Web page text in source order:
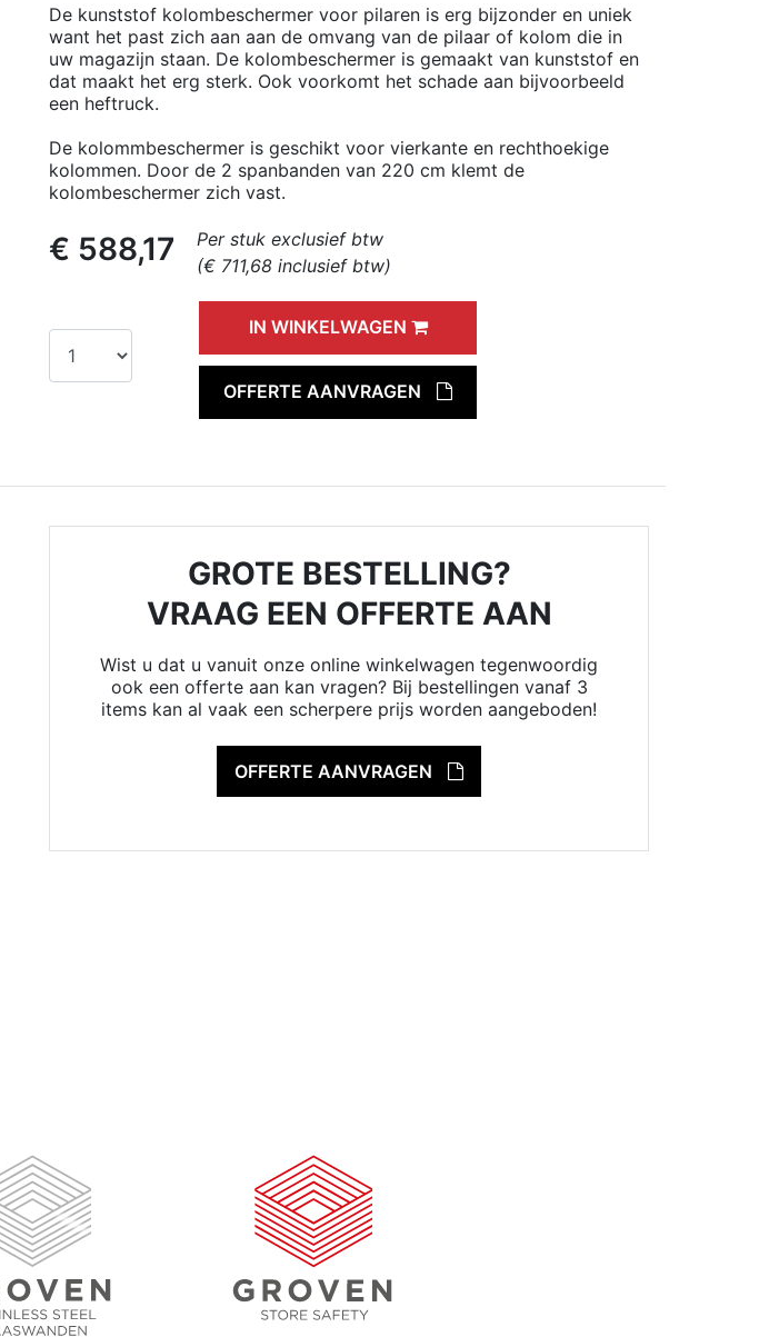
De kunststof kolombeschermer voor pilaren is erg bijzonder en uniek
want het past zich aan aan de omvang van de pilaar of kolom die in
uw magazijn staan. De kolombeschermer is gemaakt van kunststof en
dat maakt het erg sterk. Ook voorkomt het schade aan bijvoorbeeld
een heftruck.
De kolommbeschermer is geschikt voor vierkante en rechthoekige
kolommen. Door de 2 spanbanden van 220 cm klemt de
kolombeschermer zich vast.
€ 588,17
Per stuk exclusief btw
(€ 711,68 inclusief btw)
IN WINKELWAGEN
OFFERTE AANVRAGEN
GROTE BESTELLING?
VRAAG EEN OFFERTE AAN
Wist u dat u vanuit onze online winkelwagen tegenwoordig
ook een offerte aan kan vragen? Bij bestellingen vanaf 3
items kan al vaak een scherpere prijs worden aangeboden!
OFFERTE AANVRAGEN